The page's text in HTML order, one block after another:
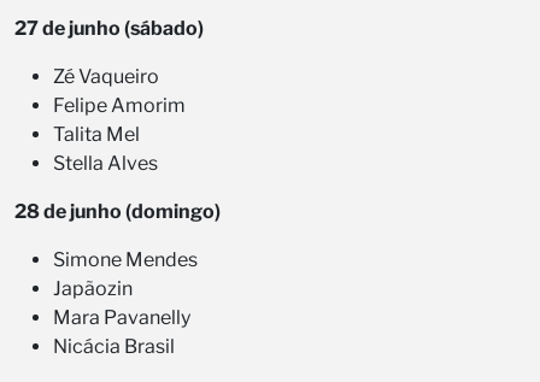
27 de junho (sábado)
Zé Vaqueiro
Felipe Amorim
Talita Mel
Stella Alves
28 de junho (domingo)
Simone Mendes
Japãozin
Mara Pavanelly
Nicácia Brasil